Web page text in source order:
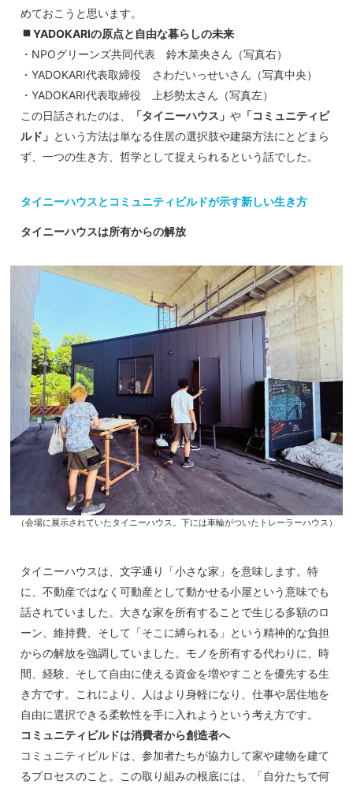
めておこうと思います。
YADOKARIの原点と自由な暮らしの未来
・NPOグリーンズ共同代表 鈴木菜央さん（写真右）
・YADOKARI代表取締役 さわだいっせいさん（写真中央）
・YADOKARI代表取締役 上杉勢太さん（写真左）
この日話されたのは、
「タイニーハウス」 や 「コミュニティビ
ルド」 という方法は単なる住居の選択肢や建築方法にとどまら
ず、一つの生き方、哲学として捉えられるという話でした。
タイニーハウスとコミュニティビルドが示す新しい生き方
タイニーハウスは所有からの解放
（会場に展示されていたタイニーハウス。下には車輪がついたトレーラーハウス）
タイニーハウスは、文字通り「小さな家」を意味します。特
に、不動産ではなく可動産として動かせる小屋という意味でも
話されていました。大きな家を所有することで生じる多額のロ
ーン、維持費、そして「そこに縛られる」という精神的な負担
からの解放を強調していました。モノを所有する代わりに、時
間、経験、そして自由に使える資金を増やすことを優先する生
き方です。これにより、人はより身軽になり、仕事や居住地を
自由に選択できる柔軟性を手に入れようという考え方です。
コミュニティビルドは消費者から創造者へ
コミュニティビルドは、参加者たちが協力して家や建物を建て
るプロセスのこと。この取り組みの根底には、「自分たちで何